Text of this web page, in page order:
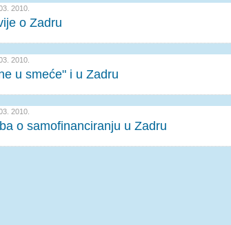
2010.
o Zadru
2010.
u smeće" i u Zadru
2010.
o samofinanciranju u Zadru